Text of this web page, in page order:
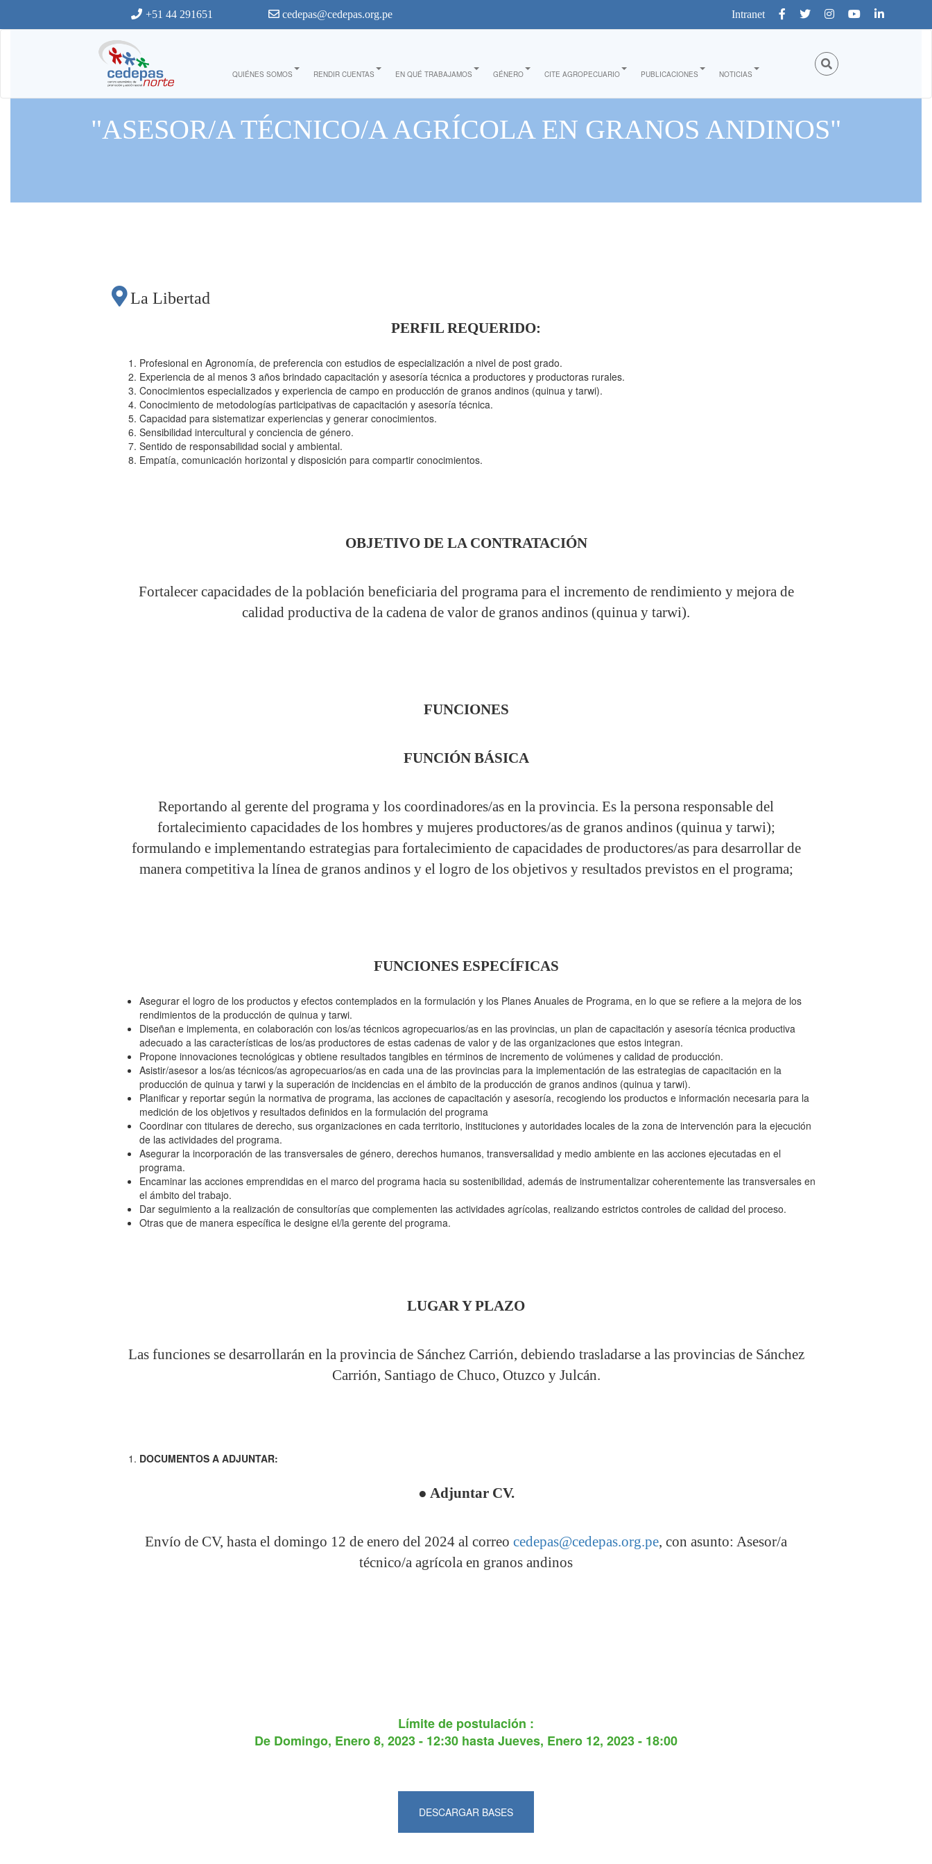
+51 44 291651 cedepas@cedepas.org.pe Intranet
QUIÉNES SOMOS RENDIR CUENTAS EN QUÉ TRABAJAMOS GÉNERO CITE AGROPECUARIO PUBLICACIONES NOTICIAS
"ASESOR/A TÉCNICO/A AGRÍCOLA EN GRANOS ANDINOS"
La Libertad
PERFIL REQUERIDO:
Profesional en Agronomía, de preferencia con estudios de especialización a nivel de post grado.
Experiencia de al menos 3 años brindado capacitación y asesoría técnica a productores y productoras rurales.
Conocimientos especializados y experiencia de campo en producción de granos andinos (quinua y tarwi).
Conocimiento de metodologías participativas de capacitación y asesoría técnica.
Capacidad para sistematizar experiencias y generar conocimientos.
Sensibilidad intercultural y conciencia de género.
Sentido de responsabilidad social y ambiental.
Empatía, comunicación horizontal y disposición para compartir conocimientos.
OBJETIVO DE LA CONTRATACIÓN
Fortalecer capacidades de la población beneficiaria del programa para el incremento de rendimiento y mejora de
calidad productiva de la cadena de valor de granos andinos (quinua y tarwi).
FUNCIONES
FUNCIÓNBÁSICA
Reportando al gerente del programa y los coordinadores/as en la provincia. Es la persona responsable del
fortalecimiento capacidades de los hombres y mujeres productores/as de granos andinos (quinua y tarwi);
formulando e implementando estrategias para fortalecimiento de capacidades de productores/as para desarrollar de
manera competitiva la línea de granos andinos y el logro de los objetivos y resultados previstos en el programa;
FUNCIONES ESPECÍFICAS
Asegurar el logro de los productos y efectos contemplados en la formulación y los Planes Anuales de Programa, en lo que se refiere a la mejora de los
rendimientos de la producción de quinua y tarwi.
Diseñan e implementa, en colaboración con los/as técnicos agropecuarios/as en las provincias, un plan de capacitación y asesoría técnica productiva
adecuado a las características de los/as productores de estas cadenas de valor y de las organizaciones que estos integran.
Propone innovaciones tecnológicas y obtiene resultados tangibles en términos de incremento de volúmenes y calidad de producción.
Asistir/asesor a los/as técnicos/as agropecuarios/as en cada una de las provincias para la implementación de las estrategias de capacitación en la
producción de quinua y tarwi y la superación de incidencias en el ámbito de la producción de granos andinos (quinua y tarwi).
Planificar y reportar según la normativa de programa, las acciones de capacitación y asesoría, recogiendo los productos e información necesaria para la
medición de los objetivos y resultados definidos en la formulación del programa
Coordinar con titulares de derecho, sus organizaciones en cada territorio, instituciones y autoridades locales de la zona de intervención para la ejecución
de las actividades del programa.
Asegurar la incorporación de las transversales de género, derechos humanos, transversalidad y medio ambiente en las acciones ejecutadas en el
programa.
Encaminar las acciones emprendidas en el marco del programa hacia su sostenibilidad, además de instrumentalizar coherentemente las transversales en
el ámbito del trabajo.
Dar seguimiento a la realización de consultorías que complementen las actividades agrícolas, realizando estrictos controles de calidad del proceso.
Otras que de manera específica le designe el/la gerente del programa.
LUGAR Y PLAZO
Las funciones se desarrollarán en la provincia de Sánchez Carrión, debiendo trasladarse a las provincias de Sánchez
Carrión, Santiago de Chuco, Otuzco y Julcán.
DOCUMENTOS A ADJUNTAR:
● Adjuntar CV.
Envío de CV, hasta el domingo 12 de enero del 2024 al correo cedepas@cedepas.org.pe, con asunto: Asesor/a
técnico/a agrícola en granos andinos
Límite de postulación :
De Domingo, Enero 8, 2023 - 12:30 hastaJueves, Enero 12, 2023 - 18:00
DESCARGAR BASES